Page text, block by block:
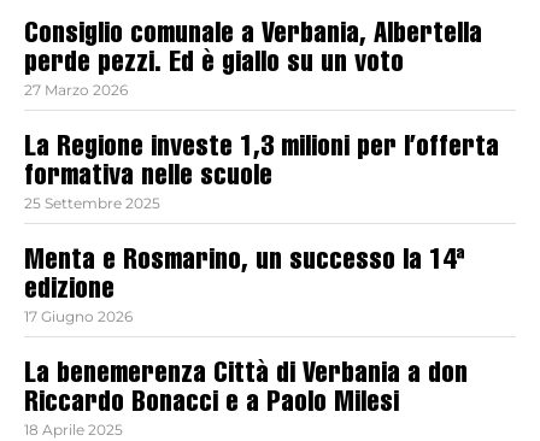
Consiglio comunale a Verbania, Albertella
perde pezzi. Ed è giallo su un voto
27 Marzo 2026
La Regione investe 1,3 milioni per l’offerta
formativa nelle scuole
25 Settembre 2025
Menta e Rosmarino, un successo la 14ª
edizione
17 Giugno 2026
La benemerenza Città di Verbania a don
Riccardo Bonacci e a Paolo Milesi
18 Aprile 2025